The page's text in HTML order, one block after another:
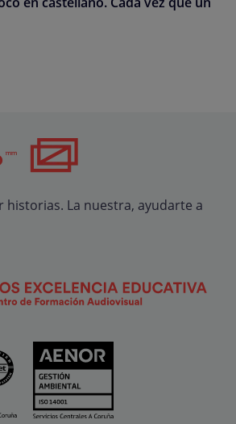
historias. La nuestra, ayudarte a